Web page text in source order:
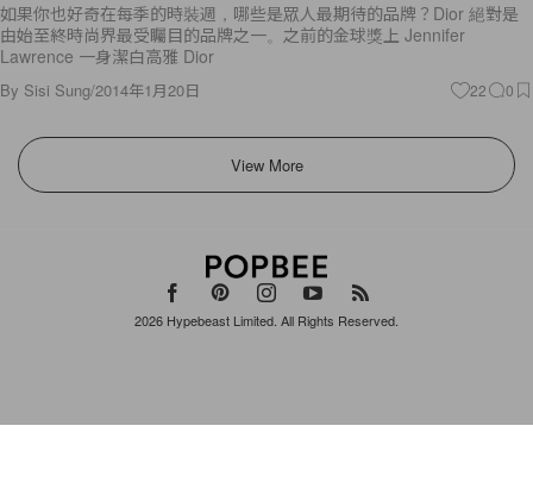
如果你也好奇在每季的時裝週，哪些是眾人最期待的品牌？Dior 絕對是
由始至終時尚界最受矚目的品牌之一。之前的金球獎上 Jennifer
Lawrence 一身潔白高雅 Dior
By Sisi Sung/2014年1月20日 22 0
View More
2026 Hypebeast Limited . All Rights Reserved.